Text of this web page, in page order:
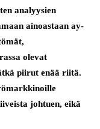
analyysien
ainoastaan ay-
olevat
piirut enää riitä.
johtuen, eikä